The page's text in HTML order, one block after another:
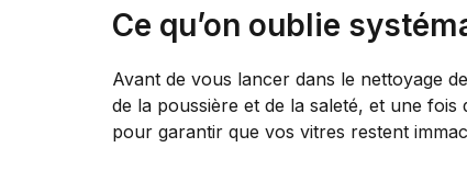
Ce qu’on oublie
Avant de vous lancer dans le nettoyage
de la poussière et de la saleté, et une
pour garantir que vos vitres restent